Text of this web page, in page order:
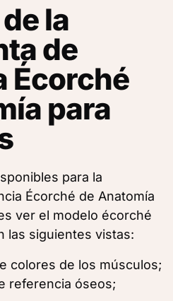
la
de
Écorché
para
para la
Écorché de Anatomía
ver el modelo écorché
las siguientes vistas:
colores de los músculos;
referencia óseos;